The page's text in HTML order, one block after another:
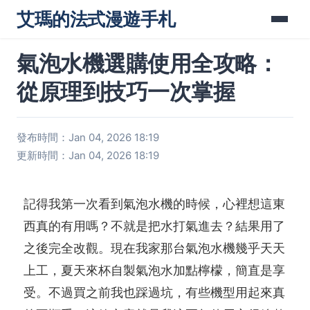
艾瑪的法式漫遊手札
氣泡水機選購使用全攻略：
從原理到技巧一次掌握
發布時間：Jan 04, 2026 18:19
更新時間：Jan 04, 2026 18:19
記得我第一次看到氣泡水機的時候，心裡想這東
西真的有用嗎？不就是把水打氣進去？結果用了
之後完全改觀。現在我家那台氣泡水機幾乎天天
上工，夏天來杯自製氣泡水加點檸檬，簡直是享
受。不過買之前我也踩過坑，有些機型用起來真